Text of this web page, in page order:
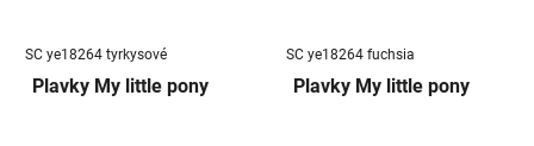
SC ye18264 tyrkysové
Plavky My little pony
SC ye18264 fuchsia
Plavky My little pony